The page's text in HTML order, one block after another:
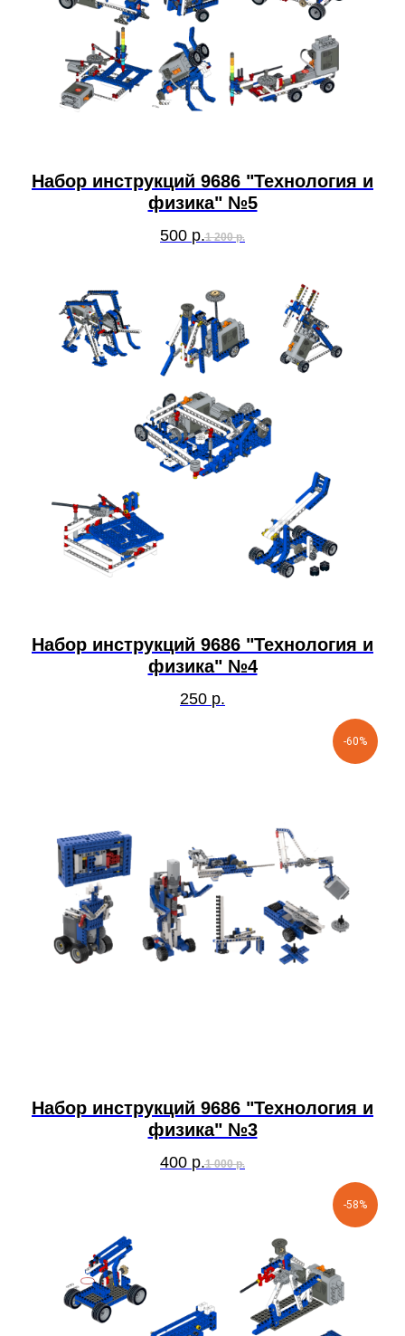
Набор инструкций 9686 "Технология и
физика" №5
500 р.1 200 р.
Набор инструкций 9686 "Технология и
физика" №4
250 р.
-60%
Набор инструкций 9686 "Технология и
физика" №3
400 р.1 000 р.
-58%